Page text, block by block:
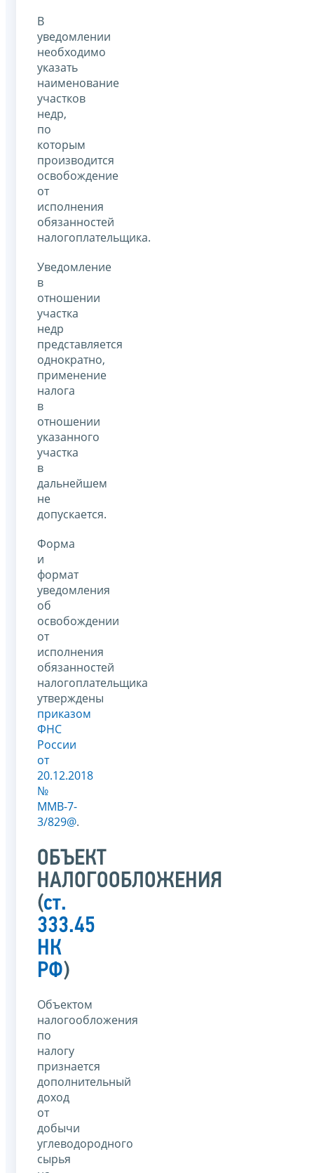
В
уведомлении
необходимо
указать
наименование
участков
недр,
по
которым
производится
освобождение
от
исполнения
обязанностей
налогоплательщика.
Уведомление
в
отношении
участка
недр
представляется
однократно,
применение
налога
в
отношении
указанного
участка
в
дальнейшем
не
допускается.
Форма
и
формат
уведомления
об
освобождении
от
исполнения
обязанностей
налогоплательщика
утверждены
приказом
ФНС
России
от
20.12.2018
№
ММВ-7-
3/829@.
ОБЪЕКТ
НАЛОГООБЛОЖЕНИЯ
(ст.
333.45
НК
РФ)
Объектом
налогообложения
по
налогу
признается
дополнительный
доход
от
добычи
углеводородного
сырья